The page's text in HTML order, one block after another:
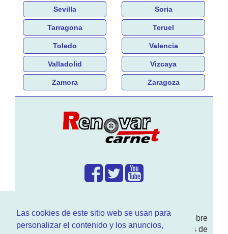
Las cookies de este sitio web se usan para
personalizar el contenido y los anuncios,
Sevilla Soria
Tarragona Teruel
Toledo Valencia
Valladolid Vizcaya
Zamora Zaragoza
Enwww.RenovarCarnet.comTe contamos sobre
larenovación del permisode conducir, noticias de